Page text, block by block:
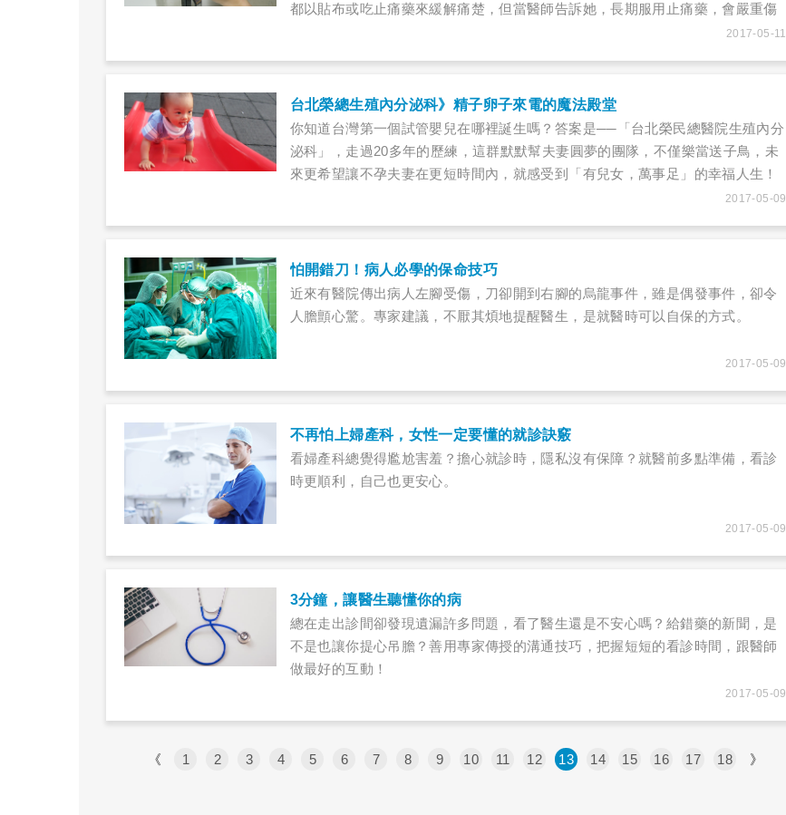
都以貼布或吃止痛藥來緩解痛楚，但當醫師告訴她，長期服用止痛藥，會嚴重傷
2017-05-11
台北榮總生殖內分泌科》精子卵子來電的魔法殿堂
你知道台灣第一個試管嬰兒在哪裡誕生嗎？答案是──「台北榮民總醫院生殖內分
泌科」，走過20多年的歷練，這群默默幫夫妻圓夢的團隊，不僅樂當送子鳥，未
來更希望讓不孕夫妻在更短時間內，就感受到「有兒女，萬事足」的幸福人生！
2017-05-09
怕開錯刀！病人必學的保命技巧
近來有醫院傳出病人左腳受傷，刀卻開到右腳的烏龍事件，雖是偶發事件，卻令
人膽顫心驚。專家建議，不厭其煩地提醒醫生，是就醫時可以自保的方式。
2017-05-09
不再怕上婦產科，女性一定要懂的就診訣竅
看婦產科總覺得尷尬害羞？擔心就診時，隱私沒有保障？就醫前多點準備，看診
時更順利，自己也更安心。
2017-05-09
3分鐘，讓醫生聽懂你的病
總在走出診間卻發現遺漏許多問題，看了醫生還是不安心嗎？給錯藥的新聞，是
不是也讓你提心吊膽？善用專家傳授的溝通技巧，把握短短的看診時間，跟醫師
做最好的互動！
2017-05-09
《 1 2 3 4 5 6 7 8 9 10 11 12 13 14 15 16 17 18 》